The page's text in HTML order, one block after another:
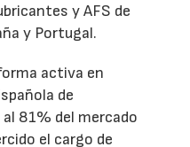
y AFS de
y Portugal.
activa en
de
81% del mercado
el cargo de